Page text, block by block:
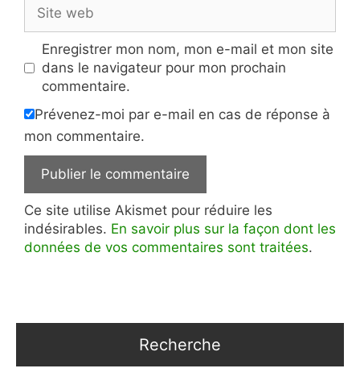
web
Enregistrer mon nom, mon e-mail et mon site
dans le navigateur pour mon prochain
commentaire.
Prévenez-moi par e-mail en cas de réponse à
mon commentaire.
Ce site utilise Akismet pour réduire les
indésirables. En savoir plus sur la façon dont les
données de vos commentaires sont traitées.
Recherche